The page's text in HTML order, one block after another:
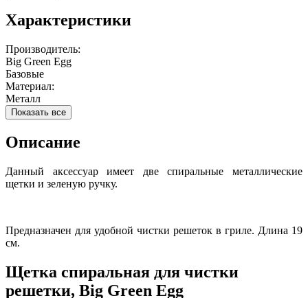
Характеристики
Производитель:
Big Green Egg
Базовые
Материал:
Металл
Показать все
Описание
Данный аксессуар имеет две спиральные металлические
щетки и зеленую ручку.
Предназначен для удобной чистки решеток в гриле. Длина 19
см.
Щетка спиральная для чистки
решетки, Big Green Egg